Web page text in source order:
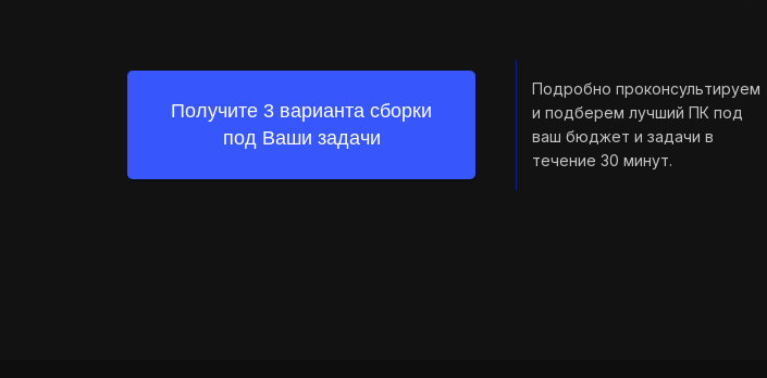
Получите 3 варианта сборки
под Ваши задачи
Подробно проконсультируем
и подберем лучший ПК под
ваш бюджет и задачи в
течение 30 минут.